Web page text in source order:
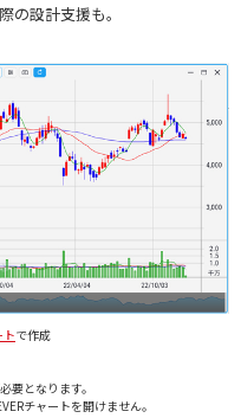
の設計支援も。
トで作成
要となります。
チャートを開けません。